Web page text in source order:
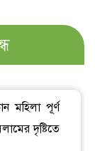
মহিলা পূর্ণ
দৃষ্টিতে